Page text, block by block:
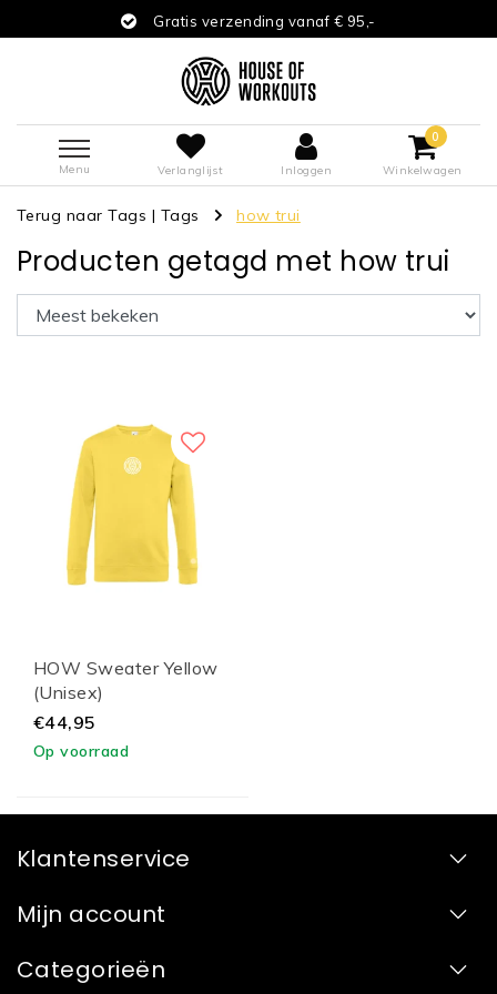
Gratis verzending vanaf € 95,-
Menu Verlanglijst Inloggen
0
Winkelwagen
Terug naar Tags | Tags how trui
Producten getagd met how trui
HOW Sweater Yellow
(Unisex)
€44,95
Op voorraad
Klantenservice
Mijn account
Categorieën